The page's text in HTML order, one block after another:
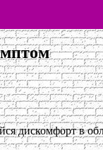
дискомфорт в